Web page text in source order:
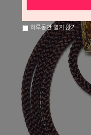
하루동안 열지 않기